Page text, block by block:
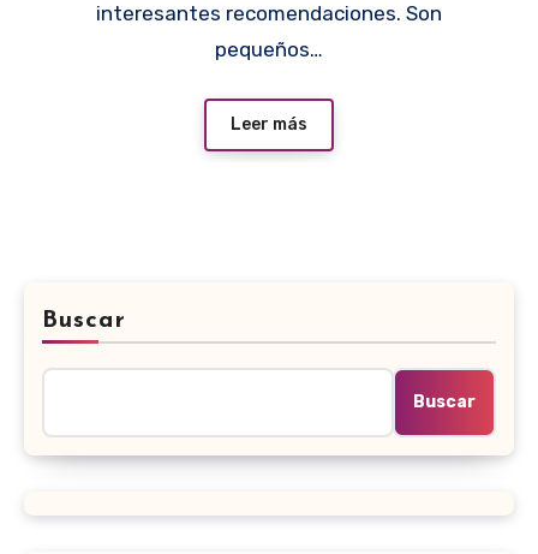
interesantes recomendaciones. Son
pequeños…
Leer más
Buscar
Buscar